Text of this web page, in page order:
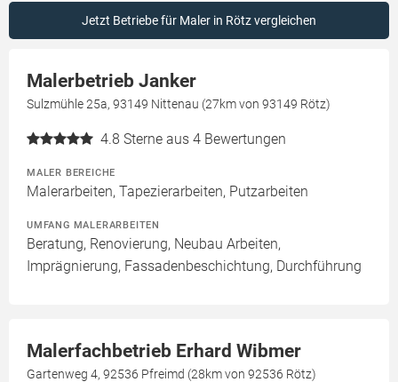
Jetzt Betriebe für Maler in Rötz vergleichen
Malerbetrieb Janker
Sulzmühle 25a, 93149 Nittenau (27km von 93149 Rötz)
4.8 Sterne aus 4 Bewertungen
MALER BEREICHE
Malerarbeiten, Tapezierarbeiten, Putzarbeiten
UMFANG MALERARBEITEN
Beratung, Renovierung, Neubau Arbeiten,
Imprägnierung, Fassadenbeschichtung, Durchführung
Malerfachbetrieb Erhard Wibmer
Gartenweg 4, 92536 Pfreimd (28km von 92536 Rötz)